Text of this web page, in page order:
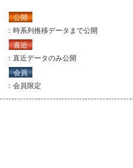
公開
：時系列推移データまで公開
直近
：直近データのみ公開
会員
：会員限定